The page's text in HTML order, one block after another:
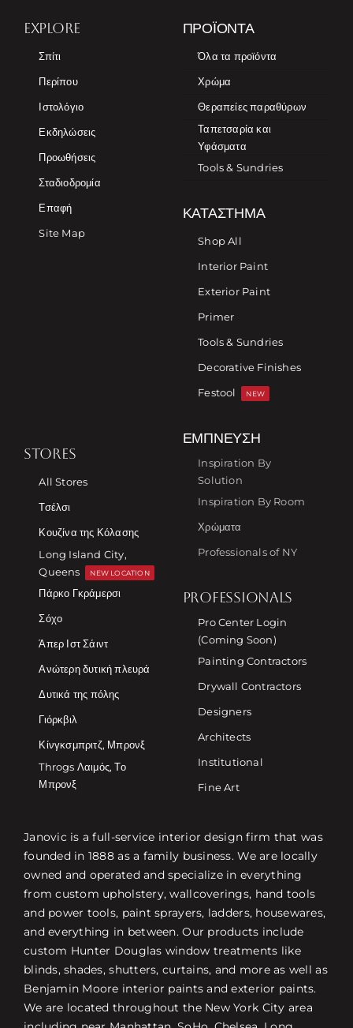
EXPLORE
Σπίτι
Περίπου
Ιστολόγιο
Εκδηλώσεις
Προωθήσεις
Σταδιοδρομία
Επαφή
Site Map
ΠΡΟΪΌΝΤΑ
Όλα τα προϊόντα
Χρώμα
Θεραπείες παραθύρων
Ταπετσαρία και
Υφάσματα
Tools & Sundries
ΚΑΤΆΣΤΗΜΑ
Shop All
Interior Paint
Exterior Paint
Primer
Tools & Sundries
Decorative Finishes
Festool
NEW
STORES
All Stores
Τσέλσι
Κουζίνα της Κόλασης
Long Island City,
Queens
NEW LOCATION
Πάρκο Γκράμερσι
Σόχο
Άπερ Ιστ Σάιντ
Ανώτερη δυτική πλευρά
Δυτικά της πόλης
Γιόρκβιλ
Κίνγκσμπριτζ, Μπρονξ
Throgs Λαιμός, Το
Μπρονξ
ΈΜΠΝΕΥΣΗ
Inspiration By
Solution
Inspiration By Room
Χρώματα
Professionals of NY
PROFESSIONALS
Pro Center Login
(Coming Soon)
Painting Contractors
Drywall Contractors
Designers
Architects
Institutional
Fine Art
Janovic is a full-service interior design firm that was
founded in 1888 as a family business. We are locally
owned and operated and specialize in everything
from custom upholstery, wallcoverings, hand tools
and power tools, paint sprayers, ladders, housewares,
and everything in between. Our products include
custom Hunter Douglas window treatments like
blinds, shades, shutters, curtains, and more as well as
Benjamin Moore interior paints and exterior paints.
We are located throughout the New York City area